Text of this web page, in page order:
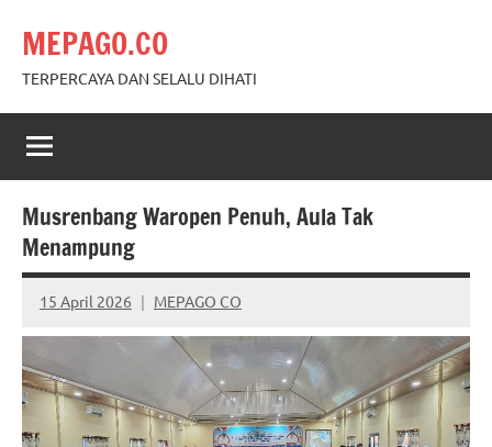
content
MEPAGO.CO
TERPERCAYA DAN SELALU DIHATI
Musrenbang Waropen Penuh, Aula Tak
Menampung
15 April 2026 MEPAGO CO
No
comments